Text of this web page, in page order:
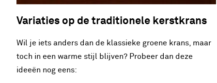
Variaties op de traditionele kerstkrans
Wil je iets anders dan de klassieke groene krans, maar
toch in een warme stijl blijven? Probeer dan deze
ideeën nog eens: